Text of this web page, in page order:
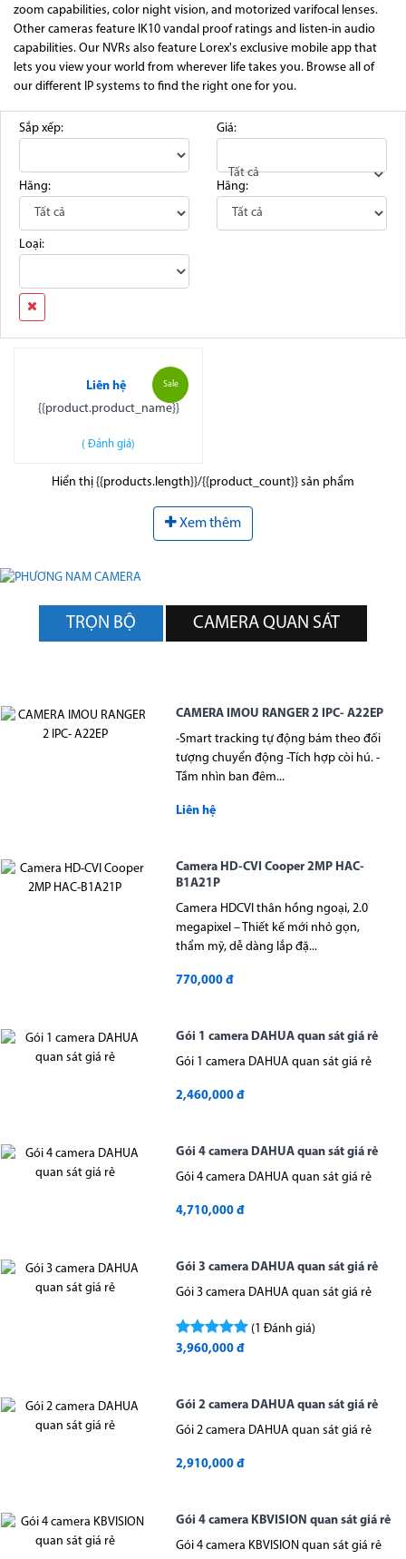
zoom capabilities, color night vision, and motorized varifocal lenses.
Other cameras feature IK10 vandal proof ratings and listen-in audio
capabilities. Our NVRs also feature Lorex's exclusive mobile app that
lets you view your world from wherever life takes you. Browse all of
our different IP systems to find the right one for you.
Sắp xếp: Giá:
Tất cả
Hãng:
Hãng:
Loại:
Sale
Liên hệ
{{product.product_name}}
( Đánh giá)
Hiển thị {{products.length}}/{{product_count}} sản phẩm
Xem thêm
TRỌN BỘ CAMERA QUAN SÁT
CAMERA IMOU RANGER 2 IPC- A22EP
-Smart tracking tự động bám theo đối
tượng chuyển động -Tích hợp còi hú. -
Tầm nhìn ban đêm...
Liên hệ
Camera HD-CVI Cooper 2MP HAC-
B1A21P
Camera HDCVI thân hồng ngoại, 2.0
megapixel – Thiết kế mới nhỏ gọn,
thẩm mỹ, dễ dàng lắp đặ...
770,000 đ
Gói 1 camera DAHUA quan sát giá rẻ
Gói 1 camera DAHUA quan sát giá rẻ
2,460,000 đ
Gói 4 camera DAHUA quan sát giá rẻ
Gói 4 camera DAHUA quan sát giá rẻ
4,710,000 đ
Gói 3 camera DAHUA quan sát giá rẻ
Gói 3 camera DAHUA quan sát giá rẻ
(1 Đánh giá)
3,960,000 đ
Gói 2 camera DAHUA quan sát giá rẻ
Gói 2 camera DAHUA quan sát giá rẻ
2,910,000 đ
Gói 4 camera KBVISION quan sát giá rẻ
Gói 4 camera KBVISION quan sát giá rẻ